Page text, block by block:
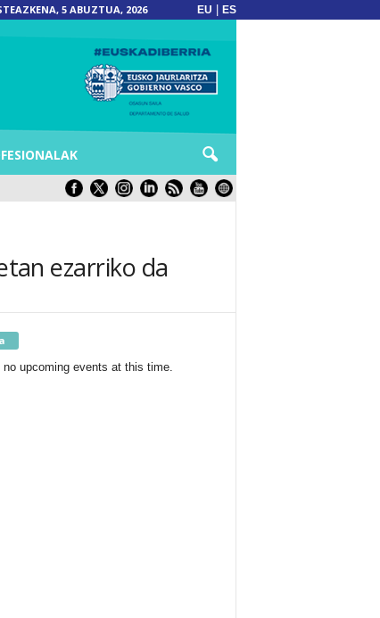
5 ABUZTUA, 2026 EU ES
ezarriko da
no upcoming events at this time.